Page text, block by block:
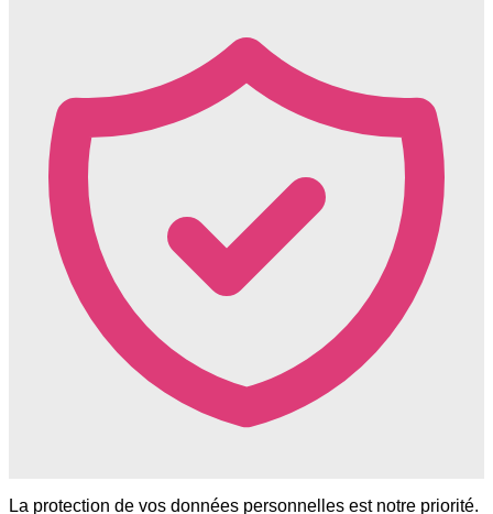
La protection de vos données personnelles est notre priorité.